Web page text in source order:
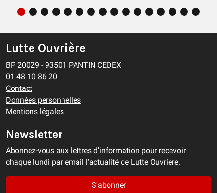
Lutte Ouvrière
BP 20029 - 93501 PANTIN CEDEX
01 48 10 86 20
Contact
Données personnelles
Mentions légales
Newsletter
Abonnez-vous aux lettres d'information pour recevoir
chaque lundi par email l'actualité de Lutte Ouvrière.
S'abonner